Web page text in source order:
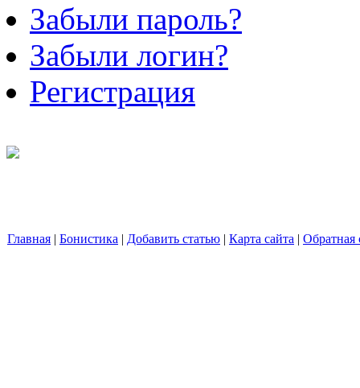
Забыли пароль?
Забыли логин?
Регистрация
Главная | Бонистика | Добавить статью | Карта сайта | Обратная